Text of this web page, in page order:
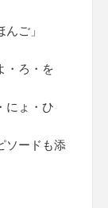
ご」
・ろ・を
にょ・ひ
ソードも添